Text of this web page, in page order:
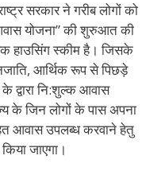
सरकार ने गरीब लोगों को
योजना” की शुरुआत की
हाउसिंग स्कीम है। जिसके
आर्थिक रूप से पिछड़े
के द्वारा नि:शुल्क आवास
के जिन लोगों के पास अपना
आवास उपलब्ध करवाने हेतु
जाएगा।